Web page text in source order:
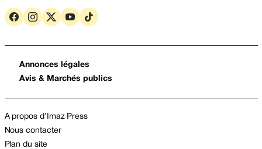
Annonces légales
Avis & Marchés publics
A propos d’Imaz Press
Nous contacter
Plan du site